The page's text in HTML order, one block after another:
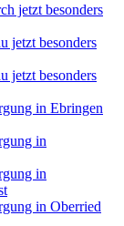
jetzt besonders
jetzt besonders
jetzt besonders
in Ebringen
in
in
in Oberried